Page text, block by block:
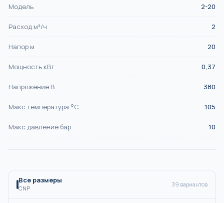
Модель 2-20
Расход м³/ч 2
Напор м 20
Мощность кВт 0,37
Напряжение В 380
Макс температура °С 105
Макс давление бар 10
Все размеры
CNP
39 вариантов